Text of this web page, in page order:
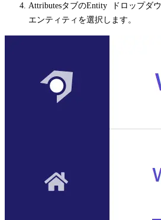
AttributesタブのEntity
ドロップダ
エンティティを選択します。